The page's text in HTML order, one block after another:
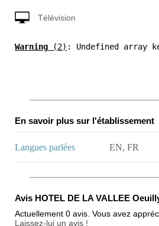
Télévision
Warning (2) : Undefined array
En savoir plus sur l'établissement
Langues parlées EN, FR
Avis HOTEL DE LA VALLEE
Actuellement 0 avis. Vous avez
Laissez-lui un avis !